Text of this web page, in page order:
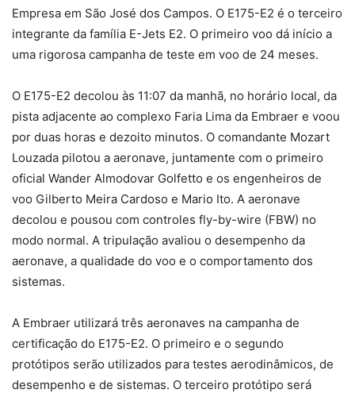
Empresa em São José dos Campos. O E175-E2 é o terceiro
integrante da família E-Jets E2. O primeiro voo dá início a
uma rigorosa campanha de teste em voo de 24 meses.
O E175-E2 decolou às 11:07 da manhã, no horário local, da
pista adjacente ao complexo Faria Lima da Embraer e voou
por duas horas e dezoito minutos. O comandante Mozart
Louzada pilotou a aeronave, juntamente com o primeiro
oficial Wander Almodovar Golfetto e os engenheiros de
voo Gilberto Meira Cardoso e Mario Ito. A aeronave
decolou e pousou com controles fly-by-wire (FBW) no
modo normal. A tripulação avaliou o desempenho da
aeronave, a qualidade do voo e o comportamento dos
sistemas.
A Embraer utilizará três aeronaves na campanha de
certificação do E175-E2. O primeiro e o segundo
protótipos serão utilizados para testes aerodinâmicos, de
desempenho e de sistemas. O terceiro protótipo será